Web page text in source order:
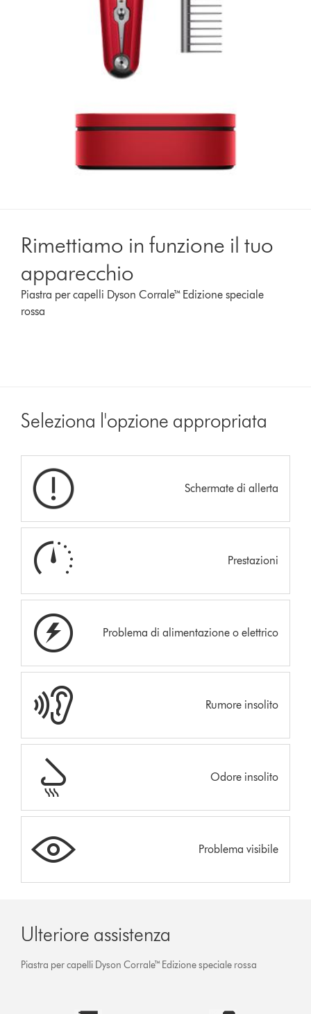
Rimettiamo in funzione il tuo
apparecchio
Piastra per capelli Dyson Corrale™ Edizione speciale
rossa
Seleziona l'opzione appropriata
Schermate di allerta
Prestazioni
Problema di alimentazione o elettrico
Rumore insolito
Odore insolito
Problema visibile
Ulteriore assistenza
Piastra per capelli Dyson Corrale™ Edizione speciale rossa